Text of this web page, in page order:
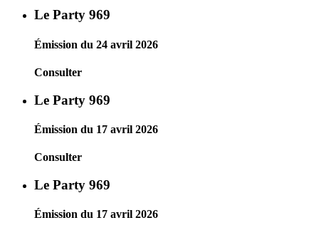
Le Party 969
Émission du 24 avril 2026
Consulter
Le Party 969
Émission du 17 avril 2026
Consulter
Le Party 969
Émission du 17 avril 2026